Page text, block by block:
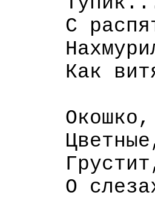
С
Нахмурил
Как
Окошко,
Цветные,
Грустит,
О слезах,